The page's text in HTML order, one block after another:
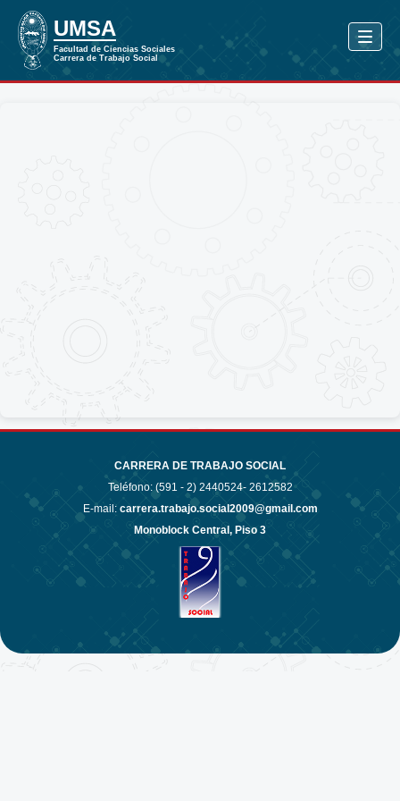
CARRERA DE TRABAJO SOCIAL
Teléfono: (591 - 2) 2440524- 2612582
E-mail: carrera.trabajo.social2009@gmail.com
Monoblock Central, Piso 3